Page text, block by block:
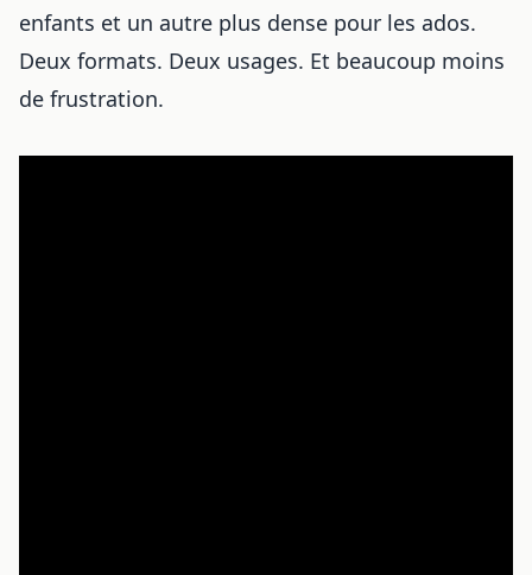
enfants et un autre plus dense pour les ados.
Deux formats. Deux usages. Et beaucoup moins
de frustration.